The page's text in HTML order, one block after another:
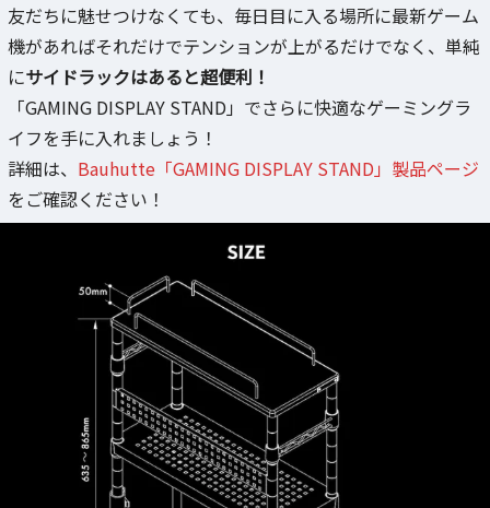
友だちに魅せつけなくても、毎日目に入る場所に最新ゲーム
機があればそれだけでテンションが上がるだけでなく、単純
にサイドラックはあると超便利！
「GAMING DISPLAY STAND」でさらに快適なゲーミングラ
イフを手に入れましょう！
詳細は、 Bauhutte「GAMING DISPLAY STAND」製品ページ
をご確認ください！